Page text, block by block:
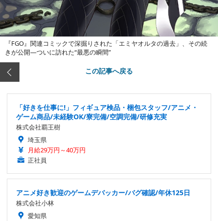
『FGO』関連コミックで深掘りされた「エミヤオルタの過去」、その続
きが公開―ついに訪れた“最悪の瞬間”
この記事へ戻る
「好きを仕事に!」フィギュア検品・梱包スタッフ/アニメ・
ゲーム商品/未経験OK/寮完備/空調完備/研修充実
株式会社覇王樹
埼玉県
月給29万円～40万円
正社員
アニメ好き歓迎のゲームデバッカー/バグ確認/年休125日
株式会社小林
愛知県